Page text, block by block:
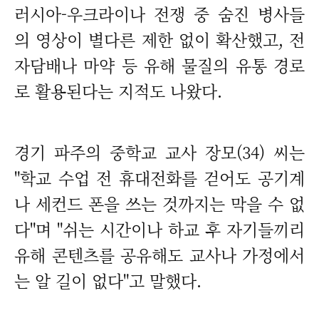
러시아-우크라이나 전쟁 중 숨진 병사들
의 영상이 별다른 제한 없이 확산했고, 전
자담배나 마약 등 유해 물질의 유통 경로
로 활용된다는 지적도 나왔다.
경기 파주의 중학교 교사 장모(34) 씨는
"학교 수업 전 휴대전화를 걷어도 공기계
나 세컨드 폰을 쓰는 것까지는 막을 수 없
다"며 "쉬는 시간이나 하교 후 자기들끼리
유해 콘텐츠를 공유해도 교사나 가정에서
는 알 길이 없다"고 말했다.